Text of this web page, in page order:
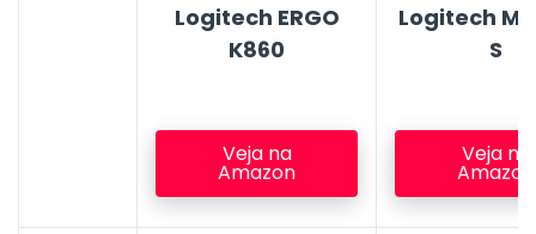
Logitech ERGO
K860
Veja na
Amazon
Logitech
S
Veja na
Amazon